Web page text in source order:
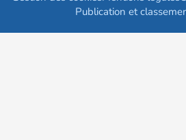
Publication et